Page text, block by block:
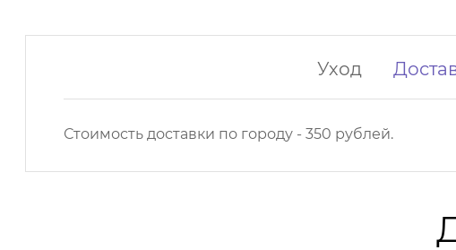
Уход
Стоимость доставки по городу - 350 рублей.